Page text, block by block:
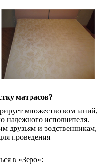
матрасов?
множество компаний,
надежного исполнителя.
друзьям и родственникам,
проведения
в «Зеро»: